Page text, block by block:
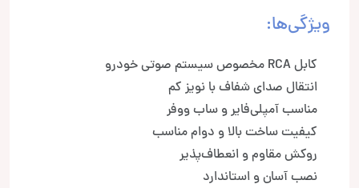
ویژگی‌ها:
کابل RCA مخصوص سیستم صوتی خودرو
انتقال صدای شفاف با نویز کم
مناسب آمپلی‌فایر و ساب ووفر
کیفیت ساخت بالا و دوام مناسب
روکش مقاوم و انعطاف‌پذیر
نصب آسان و استاندارد